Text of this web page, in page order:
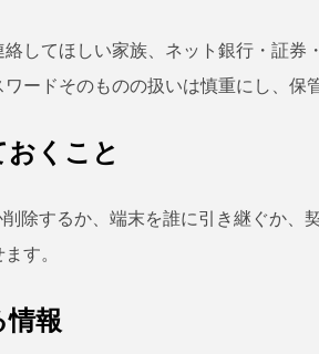
してほしい家族、ネット銀行・証券
ードそのものの扱いは慎重にし、保
くこと
除するか、端末を誰に引き継ぐか、
す。
情報